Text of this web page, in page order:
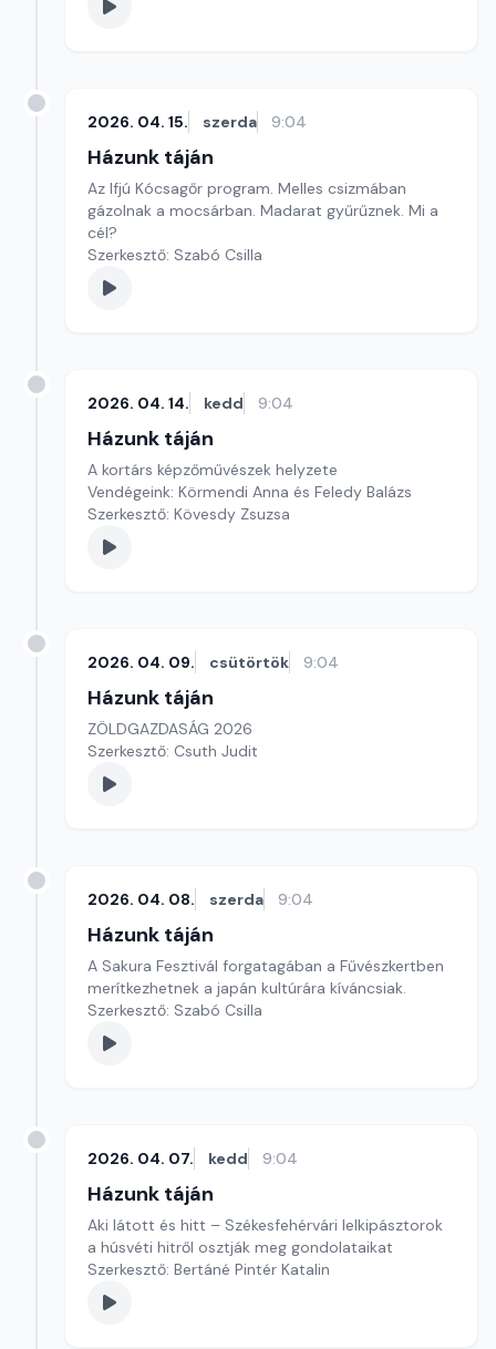
2026. 04. 15. szerda 9:04
Házunk táján
Az Ifjú Kócsagőr program. Melles csizmában
gázolnak a mocsárban. Madarat gyűrűznek. Mi a
cél?
Szerkesztő: Szabó Csilla
2026. 04. 14. kedd 9:04
Házunk táján
A kortárs képzőművészek helyzete
Vendégeink: Körmendi Anna és Feledy Balázs
Szerkesztő: Kövesdy Zsuzsa
2026. 04. 09. csütörtök 9:04
Házunk táján
ZÖLDGAZDASÁG 2026
Szerkesztő: Csuth Judit
2026. 04. 08. szerda 9:04
Házunk táján
A Sakura Fesztivál forgatagában a Fűvészkertben
merítkezhetnek a japán kultúrára kíváncsiak.
Szerkesztő: Szabó Csilla
2026. 04. 07. kedd 9:04
Házunk táján
Aki látott és hitt – Székesfehérvári lelkipásztorok
a húsvéti hitről osztják meg gondolataikat
Szerkesztő: Bertáné Pintér Katalin